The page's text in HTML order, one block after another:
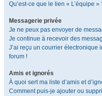
Qu’est-ce que le lien « L’équipe »
Messagerie privée
Je ne peux pas envoyer de
Je continue à recevoir des
J’ai reçu un courrier électronique
forum !
Amis et ignorés
À quoi sert ma liste d’amis et
Comment puis-je ajouter ou